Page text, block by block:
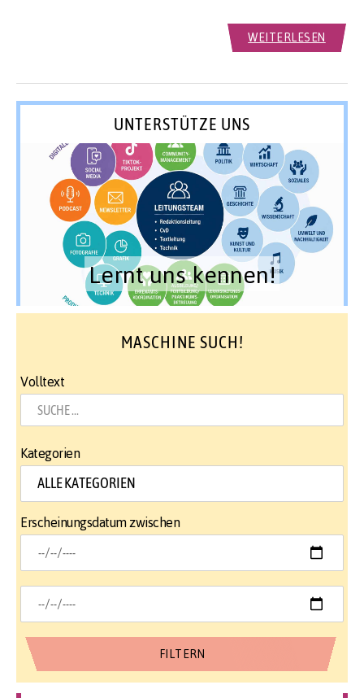
WEITERLESEN
UNTERSTÜTZE UNS
Lernt uns kennen!
MASCHINE SUCH!
Volltext
Kategorien
Erscheinungsdatum zwischen